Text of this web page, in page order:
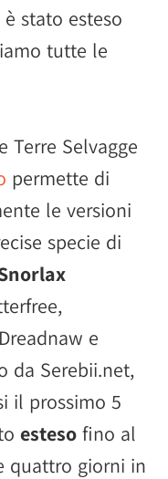
stato esteso
tutte le
Terre Selvagge
permette di
le versioni
specie di
e
da Serebii.net,
il prossimo 5
esteso fino al
quattro giorni in